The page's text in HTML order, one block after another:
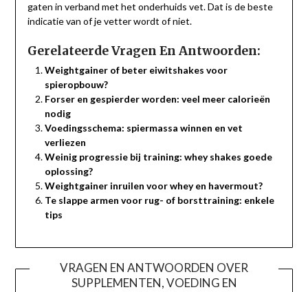
gaten in verband met het onderhuids vet. Dat is de beste
indicatie van of je vetter wordt of niet.
Gerelateerde Vragen En Antwoorden:
Weightgainer of beter eiwitshakes voor
spieropbouw?
Forser en gespierder worden: veel meer calorieën
nodig
Voedingsschema: spiermassa winnen en vet
verliezen
Weinig progressie bij training: whey shakes goede
oplossing?
Weightgainer inruilen voor whey en havermout?
Te slappe armen voor rug- of borsttraining: enkele
tips
VRAGEN EN ANTWOORDEN OVER
SUPPLEMENTEN, VOEDING EN